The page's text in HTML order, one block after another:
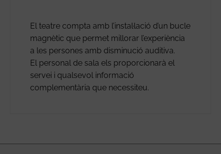
El teatre compta amb l’instal·lació d’un bucle
magnètic que permet millorar l’experiència
a les persones amb disminució auditiva.
El personal de sala els proporcionarà el
servei i qualsevol informació
complementària que necessiteu.